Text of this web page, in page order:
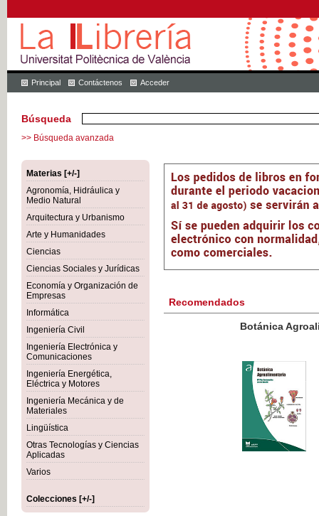
Principal Contáctenos Acceder
Búsqueda
>> Búsqueda avanzada
Materias [+/-]
Agronomía, Hidráulica y
Medio Natural
Arquitectura y Urbanismo
Arte y Humanidades
Ciencias
Ciencias Sociales y Jurídicas
Economía y Organización de
Empresas
Informática
Ingeniería Civil
Ingeniería Electrónica y
Comunicaciones
Ingeniería Energética,
Eléctrica y Motores
Ingeniería Mecánica y de
Materiales
Lingüística
Otras Tecnologías y Ciencias
Aplicadas
Varios
Colecciones [+/-]
Recomendados
Botánica Agroalimentaria
IVA